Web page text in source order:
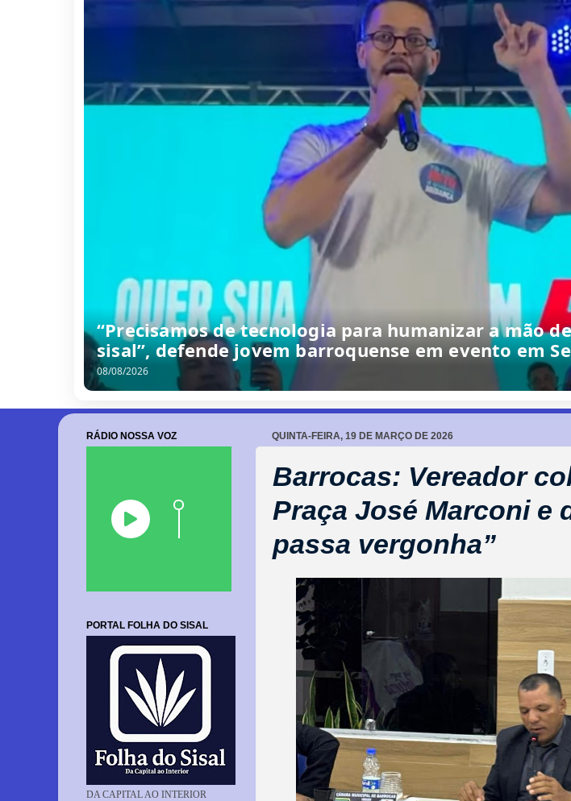
“Precisamos de tecnologia para humanizar a mão
sisal”, defende jovem barroquense em evento em
08/08/2026
QUINTA-FEIRA, 19 DE MARÇO DE 2026
Barrocas: Vereador
Praça José Marconi e
passa vergonha”
RÁDIO NOSSA VOZ
PORTAL FOLHA DO SISAL
DA CAPITAL AO INTERIOR